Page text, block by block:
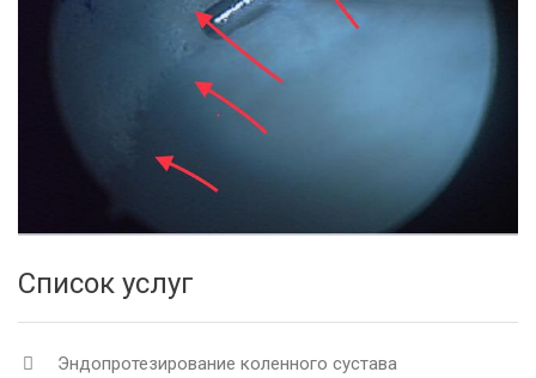
Список услуг
Эндопротезирование коленного сустава